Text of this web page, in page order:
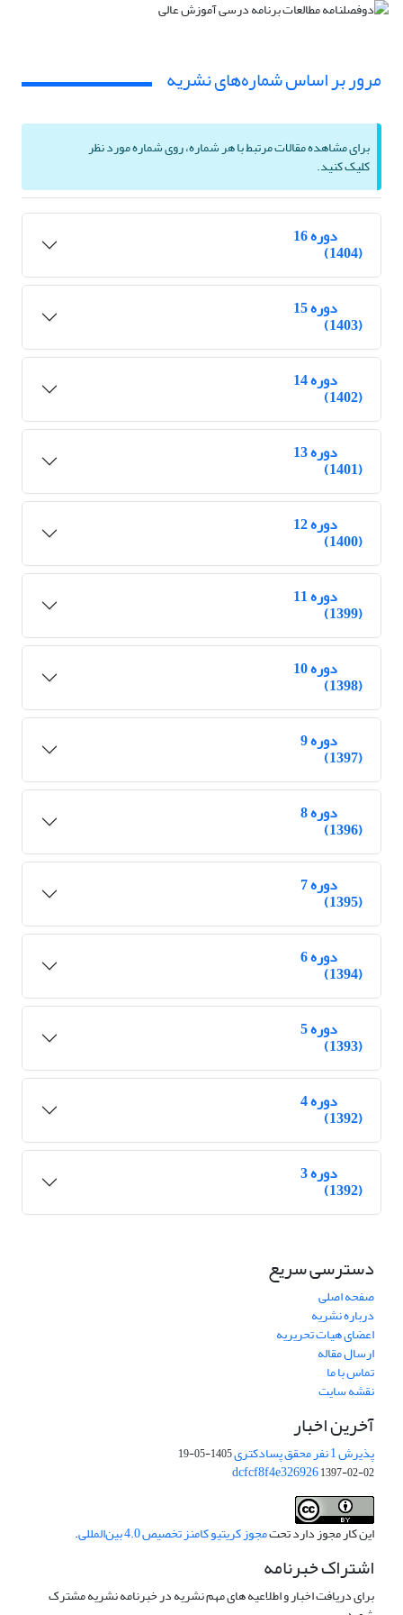
مرور بر اساس شماره‌های نشریه
برای مشاهده مقالات مرتبط با هر شماره، روی شماره مورد نظر
کلیک کنید.
دوره 16
(1404)
دوره 15
(1403)
دوره 14
(1402)
دوره 13
(1401)
دوره 12
(1400)
دوره 11
(1399)
دوره 10
(1398)
دوره 9
(1397)
دوره 8
(1396)
دوره 7
(1395)
دوره 6
(1394)
دوره 5
(1393)
دوره 4
(1392)
دوره 3
(1392)
دسترسی سریع
صفحه اصلی
درباره نشریه
اعضای هیات تحریریه
ارسال مقاله
تماس با ما
نقشه سایت
آخرین اخبار
پذیرش 1 نفر محقق پسادکتری 1405-05-19
dcfcf8f4e3269261397-02-02
این کار مجوز دارد تحتمجوز کریتیو کامنز تخصیص 4.0 بین‌المللی .
اشتراک خبرنامه
برای دریافت اخبار و اطلاعیه های مهم نشریه در خبرنامه نشریه مشترک